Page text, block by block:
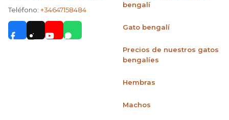
Teléfono: +34647158484
bengalí
Gato bengalí
Precios de nuestros gatos
bengalíes
Hembras
Machos